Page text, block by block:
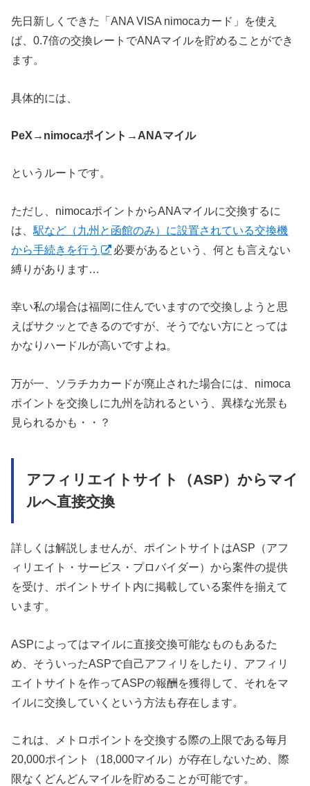
先日新しくできた「ANA VISA nimocaカード」を使え
ば、0.7倍の交換レートでANAマイルを貯めることができ
ます。
具体的には、
PeX→nimocaポイント→ANAマイル
というルートです。
ただし、nimocaポイントからANAマイルに交換するに
は、駅など（九州と函館のみ）に設置されている交換機
から手続きを行う
必要があるという、何とも言えない
縛りがあります…
幸い私の場合は福岡に住んでいますので交換しようと思
えばサクッとできるのですが、そうでない方にとっては
かなりハードルが高いですよね。
万が一、ソラチカカードが廃止された場合には、nimoca
ポイントを交換しに九州を訪れるという、異様な光景も
見られるかも・・？
アフィリエイトサイト（ASP）からマイ
ルへ直接交換
詳しくは解説しませんが、ポイントサイトはASP（アフ
ィリエイト・サービス・プロバイダー）から案件の提供
を受け、ポイントサイト内に掲載している案件を揃えて
います。
ASPによってはマイルに直接交換可能なものもあるた
め、そういったASPで自己アフィリをしたり、アフィリ
エイトサイトを作ってASPの報酬を獲得して、それをマ
イルに交換していくという方法も存在します。
これは、メトロポイントを交換する際の上限である毎月
20,000ポイント（18,000マイル）が存在しないため、際
限なくどんどんマイルを貯めることが可能です。